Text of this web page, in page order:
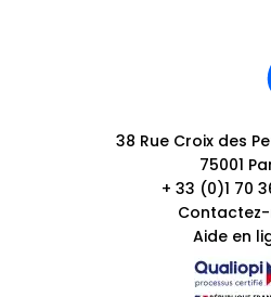
38 Rue Croix des
75001
+ 33 (0)1 70
Aide en